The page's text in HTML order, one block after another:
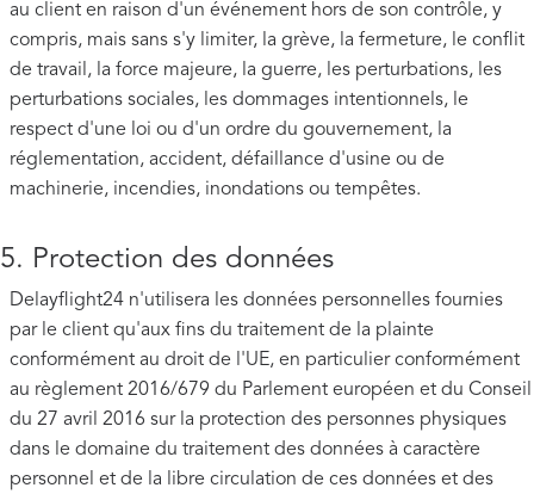
au client en raison d'un événement hors de son contrôle, y
compris, mais sans s'y limiter, la grève, la fermeture, le conflit
de travail, la force majeure, la guerre, les perturbations, les
perturbations sociales, les dommages intentionnels, le
respect d'une loi ou d'un ordre du gouvernement, la
réglementation, accident, défaillance d'usine ou de
machinerie, incendies, inondations ou tempêtes.
5. Protection des données
Delayflight24 n'utilisera les données personnelles fournies
par le client qu'aux fins du traitement de la plainte
conformément au droit de l'UE, en particulier conformément
au règlement 2016/679 du Parlement européen et du Conseil
du 27 avril 2016 sur la protection des personnes physiques
dans le domaine du traitement des données à caractère
personnel et de la libre circulation de ces données et des